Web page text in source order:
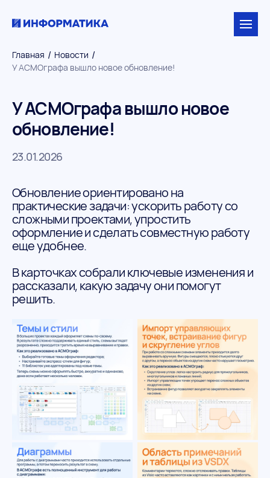
Главная / Новости /
У АСМОграфа вышло новое обновление!
У АСМОграфа вышло новое
обновление!
23.01.2026
Обновление ориентировано на
практические задачи: ускорить работу со
сложными проектами, упростить
оформление и сделать совместную работу
еще удобнее.
В карточках собрали ключевые изменения и
рассказали, какую задачу они помогут
решить.